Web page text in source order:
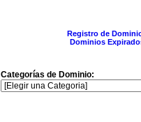
Registro de
Dominios
Categorías de Dominio: